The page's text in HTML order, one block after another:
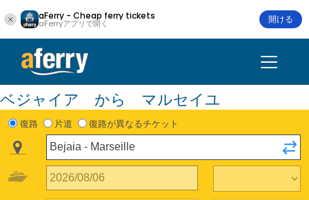
aFerry - Cheap ferry tickets
aFerryアプリで開く 開ける
ベジャイア から マルセイユ
復路 片道 復路が異なるチケット